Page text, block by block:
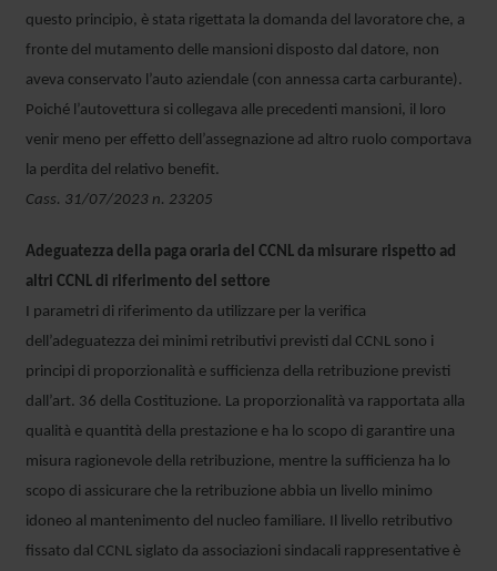
questo principio, è stata rigettata la domanda del lavoratore che, a
fronte del mutamento delle mansioni disposto dal datore, non
aveva conservato l’auto aziendale (con annessa carta carburante).
Poiché l’autovettura si collegava alle precedenti mansioni, il loro
venir meno per effetto dell’assegnazione ad altro ruolo comportava
la perdita del relativo benefit.
Cass. 31/07/2023 n. 23205
Adeguatezza della paga oraria del CCNL da misurare rispetto ad
altri CCNL di riferimento del settore
I parametri di riferimento da utilizzare per la verifica
dell’adeguatezza dei minimi retributivi previsti dal CCNL sono i
principi di proporzionalità e sufficienza della retribuzione previsti
dall’art. 36 della Costituzione. La proporzionalità va rapportata alla
qualità e quantità della prestazione e ha lo scopo di garantire una
misura ragionevole della retribuzione, mentre la sufficienza ha lo
scopo di assicurare che la retribuzione abbia un livello minimo
idoneo al mantenimento del nucleo familiare. Il livello retributivo
fissato dal CCNL siglato da associazioni sindacali rappresentative è